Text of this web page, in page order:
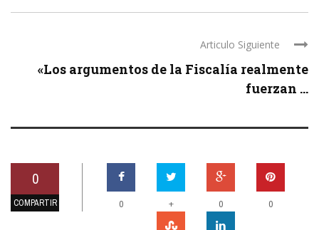
Articulo Siguiente
«Los argumentos de la Fiscalía realmente
fuerzan ...
0
COMPARTIR 0 + 0 0